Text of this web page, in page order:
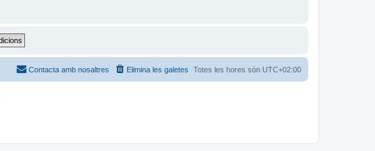
Totes les hores són UTC+02:00
Elimina les galetes
Contacta amb nosaltres